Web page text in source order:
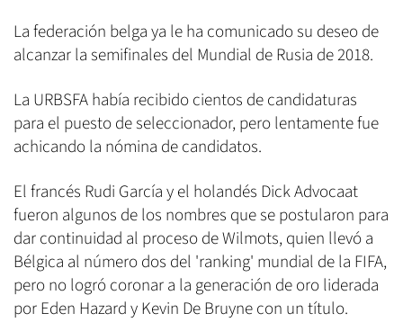
La federación belga ya le ha comunicado su deseo de
alcanzar la semifinales del Mundial de Rusia de 2018.
La URBSFA había recibido cientos de candidaturas
para el puesto de seleccionador, pero lentamente fue
achicando la nómina de candidatos.
El francés Rudi García y el holandés Dick Advocaat
fueron algunos de los nombres que se postularon para
dar continuidad al proceso de Wilmots, quien llevó a
Bélgica al número dos del 'ranking' mundial de la FIFA,
pero no logró coronar a la generación de oro liderada
por Eden Hazard y Kevin De Bruyne con un título.